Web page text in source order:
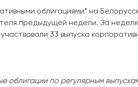
облигациями* на
предыдущей недели. За
33 выпуска
по регулярным